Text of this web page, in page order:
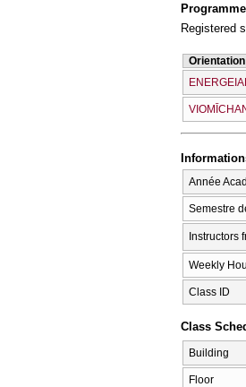
Registered
Orientation
Année
Semestre
Instructors
Weekly
Class ID
Class
Building
Floor